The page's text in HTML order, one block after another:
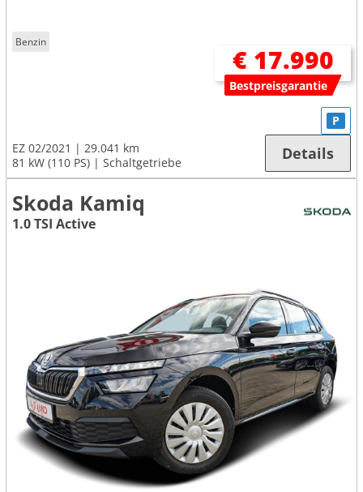
Benzin
€ 17.990
Bestpreisgarantie
EZ 02/2021
29.041 km
81 kW (110 PS)
Schaltgetriebe
P
Details
Skoda Kamiq
1.0 TSI Active